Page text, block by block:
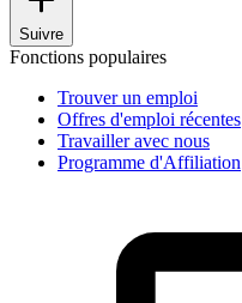
Suivre
Fonctions populaires
Trouver un emploi
Offres d'emploi récentes
Travailler avec nous
Programme d'Affiliation